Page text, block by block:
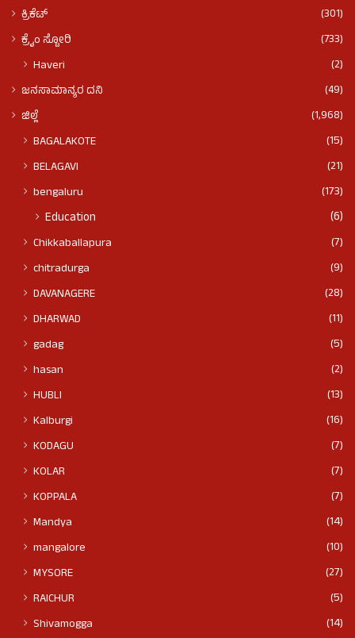
ಕ್ರಿಕೆಟ್
(301)
ಕ್ರೈಂ ಸ್ಟೋರಿ
(733)
Haveri (2)
ಜನಸಾಮಾನ್ಯರ ದನಿ
(49)
ಜಿಲ್ಲೆ
(1,968)
BAGALAKOTE
(15)
BELAGAVI
(21)
bengaluru
(173)
Education (6)
Chikkaballapura
(7)
chitradurga
(9)
DAVANAGERE
(28)
DHARWAD
(11)
gadag
(5)
hasan
(2)
HUBLI
(13)
Kalburgi
(16)
KODAGU
(7)
KOLAR
(7)
KOPPALA
(7)
Mandya
(14)
mangalore
(10)
MYSORE
(27)
RAICHUR
(5)
Shivamogga
(14)